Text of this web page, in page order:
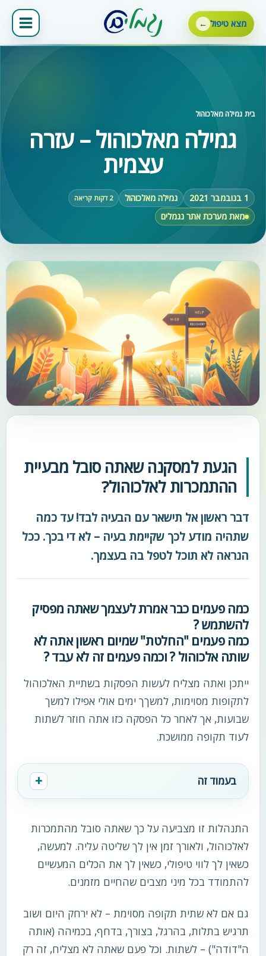
לתוכןמצא טיפול
בית‹גמילה מאלכוהול
גמילה מאלכוהול – עזרה
עצמית
1 בנובמבר 2021 גמילה מאלכוהול 2 דקות קריאה
מאת מערכת אתר נגמלים
הגעת למסקנה שאתה סובל מבעיית
ההתמכרות לאלכוהול?
דבר ראשון אל תישאר עם הבעיה לבד! עד כמה
שתהיה מודע לכך שקיימת בעיה – לא די בכך. ככל
הנראה לא תוכל לטפל בה בעצמך.
כמה פעמים כבר אמרת לעצמך שאתה מפסיק
להשתמש ?
כמה פעמים "החלטת" שמיום ראשון אתה לא
שותה אלכוהול ? וכמה פעמים זה לא עבד ?
ייתכן ואתה מצליח לעשות הפסקות בשתיית האלכוהול
לתקופות מסוימות, למשךך ימים אולי אפילו למשך
שבועות, אך לאחר כל הפסקה כזו אתה חוזר לשתות
לעוד תקופה ממושכת.
בעמוד זה
התנהלות זו מצביעה על כך שאתה סובל מהתמכרות
לאלכוהול, ולאורך זמן אין לך שליטה עליה. למעשה,
כשאין לך לווי טיפולי, כשאין לך את הכלים המעשיים
להתמודד בכל מיני מצבים שהחיים מזמנים.
גם אם לא שתית תקופה מסוימת – לא ירחק היום ושוב
תרגיש בתלות, בהרגל, בצורך, בדחף, בכמיהה (אותה
ה"דודה") – לשתות. וכל פעם שאתה לא מצליח, זה רק